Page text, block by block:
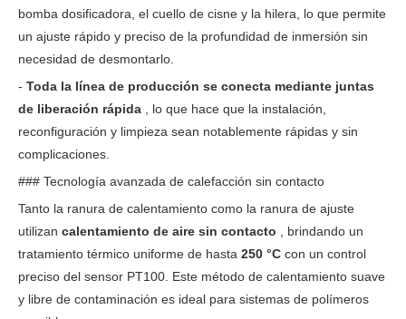
bomba dosificadora, el cuello de cisne y la hilera, lo que permite
un ajuste rápido y preciso de la profundidad de inmersión sin
necesidad de desmontarlo.
- Toda la línea de producción se conecta mediante juntas
de liberación rápida
, lo que hace que la instalación,
reconfiguración y limpieza sean notablemente rápidas y sin
complicaciones.
### Tecnología avanzada de calefacción sin contacto
Tanto la ranura de calentamiento como la ranura de ajuste
utilizan calentamiento de aire sin contacto
, brindando un
tratamiento térmico uniforme de hasta 250 °C con un control
preciso del sensor PT100. Este método de calentamiento suave
y libre de contaminación es ideal para sistemas de polímeros